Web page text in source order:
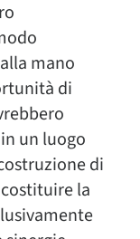
mano
di
un luogo
di
la